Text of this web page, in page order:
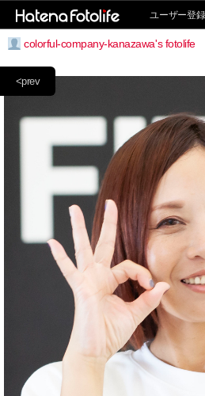
ユーザー登録
colorful-company-kanazawa's fotolife
<prev